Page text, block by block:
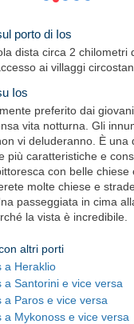
porto di Ios
dista circa 2 chilometri
ai villaggi
Ios
preferito dai
vita notturna. Gli
vi deluderanno. È una
più caratteristiche e
con belle chiese
molte chiese e
passeggiata in cima
la vista è incredibile.
altri porti
a Heraklio
a Santorini e vice versa
a Paros e vice versa
a Mykonoss e vice versa